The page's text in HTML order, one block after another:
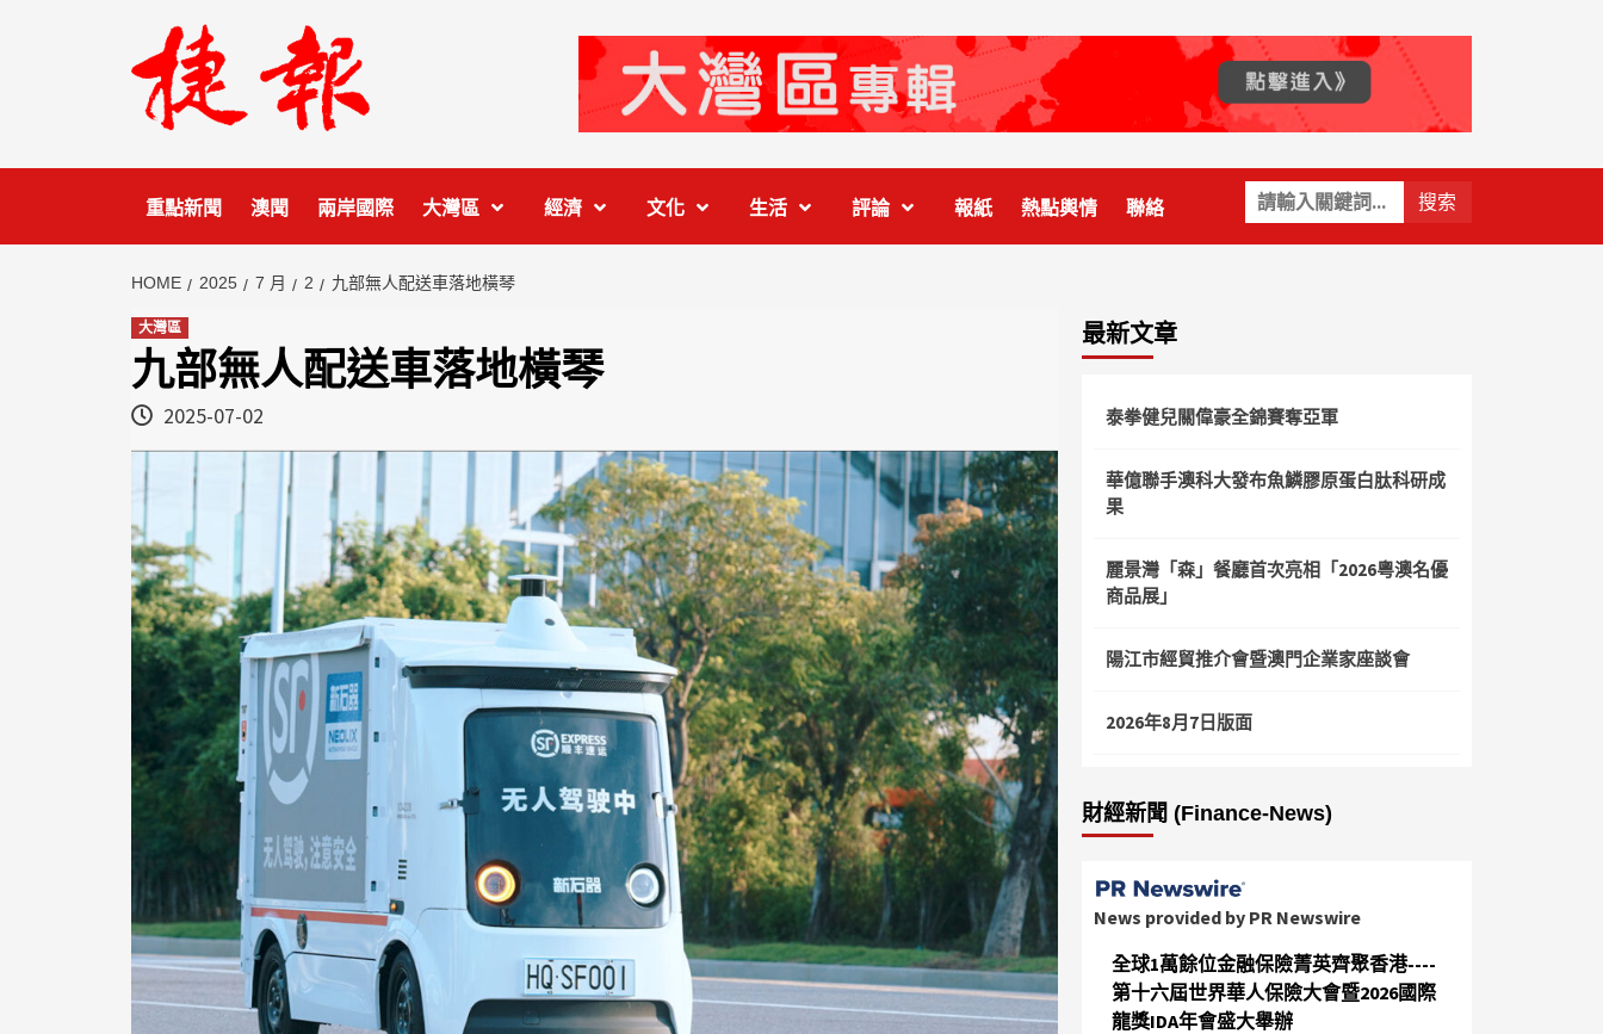
關
鍵
字:
重點新聞 澳聞 兩岸國際 大灣區 經濟 文化 生活 評論 報紙 熱點輿情 聯絡
HOME 2025 7 月 2 九部無人配送車落地橫琴
大灣區
九部無人配送車落地橫琴
2025-07-02
最新文章
泰拳健兒關偉豪全錦賽奪亞軍
華億聯手澳科大發布魚鱗膠原蛋白肽科研成
果
麗景灣「森」餐廳首次亮相「2026粵澳名優
商品展」
陽江市經貿推介會暨澳門企業家座談會
2026年8月7日版面
財經新聞 (Finance-News)
News provided by PR Newswire
全球1萬餘位金融保險菁英齊聚香港----
第十六屆世界華人保險大會暨2026國際
龍獎IDA年會盛大舉辦